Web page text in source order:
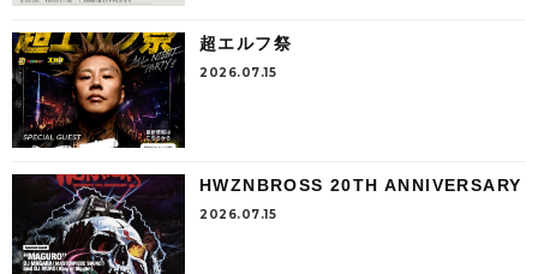
超エルフ祭
2026.07.15
HWZNBROSS 20TH ANNIVERSARY
2026.07.15